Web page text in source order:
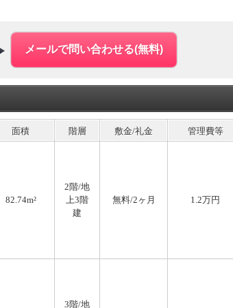
面積 階層 敷金/礼金 管理費等
82.74m²
2階/地
上3階
建
無料/2ヶ月 1.2万円
3階/地